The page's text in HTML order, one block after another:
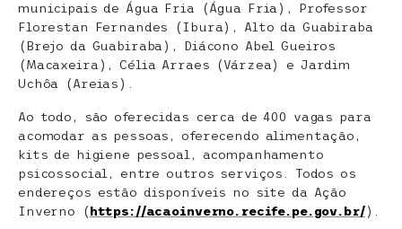
municipais de Água Fria (Água Fria), Professor
Florestan Fernandes (Ibura), Alto da Guabiraba
(Brejo da Guabiraba), Diácono Abel Gueiros
(Macaxeira), Célia Arraes (Várzea) e Jardim
Uchôa (Areias).
Ao todo, são oferecidas cerca de 400 vagas para
acomodar as pessoas, oferecendo alimentação,
kits de higiene pessoal, acompanhamento
psicossocial, entre outros serviços. Todos os
endereços estão disponíveis no site da Ação
Inverno (https://acaoinverno.recife.pe.gov.br/).